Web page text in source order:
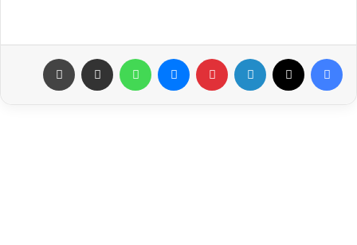
فيسبوك لينكدإن بينتيريست واتساب